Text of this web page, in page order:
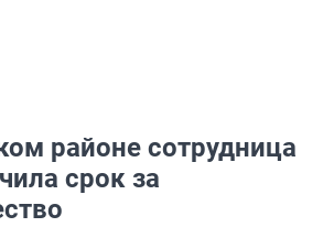
районе сотрудница
срок за